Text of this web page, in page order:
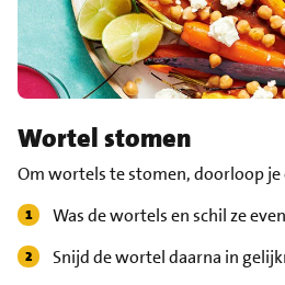
Wortel stomen
Om wortels te stomen, doorloop je
Was de wortels en schil ze
Snijd de wortel daarna in